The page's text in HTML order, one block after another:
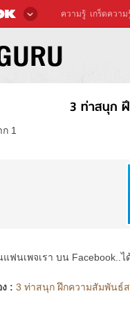
ความรู้ เกร็ดความ
3 ท่าสนุก
1
แฟนเพจเรา บน Facebook..ไ
ง : 3 ท่าสนุก ฝึกความสัมพันธ์